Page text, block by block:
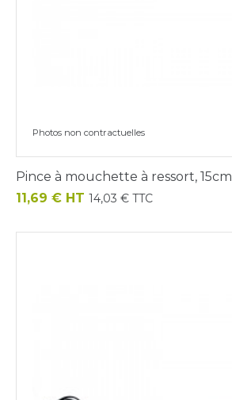
Photos non contractuelles
Pince à mouchette à ressort, 15cm
Prix
11,69 € HT 14,03 € TTC